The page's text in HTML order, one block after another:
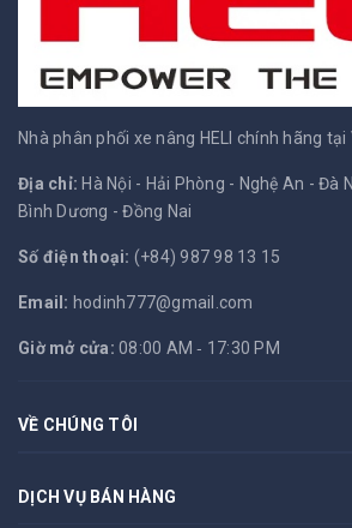
Nhà phân phối xe nâng HELI chính hãng tại
Địa chỉ: Hà Nội - Hải Phòng - Nghệ An - Đà
Bình Dương - Đồng Nai
Số điện thoại: (+84) 987 98 13 15
Email: hodinh777@gmail.com
Giờ mở cửa: 08:00 AM ‐ 17:30 PM
VỀ CHÚNG TÔI
DỊCH VỤ BÁN HÀNG